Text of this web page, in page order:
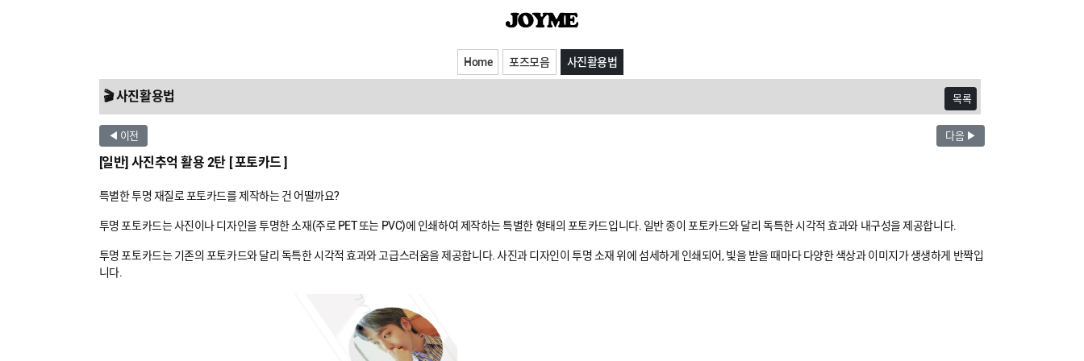
Home 포즈모음 사진활용법
🎬 사진활용법 목록
◀ 이전 다음 ▶
[일반] 사진추억 활용 2탄 [ 포토카드 ]
특별한 투명 재질로 포토카드를 제작하는 건 어떨까요?
투명 포토카드는 사진이나 디자인을 투명한 소재(주로 PET 또는 PVC)에 인쇄하여 제작하는 특별한 형태의 포토카드입니다. 일반 종이 포토카드와 달리 독특한 시각적 효과와 내구성을 제공합니다.
투명 포토카드는 기존의 포토카드와 달리 독특한 시각적 효과와 고급스러움을 제공합니다. 사진과 디자인이 투명 소재 위에 섬세하게 인쇄되어, 빛을 받을 때마다 다양한 색상과 이미지가 생생하게 반짝입
니다.